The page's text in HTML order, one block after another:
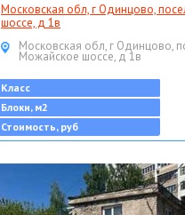
Московская обл, г Одинцово,
шоссе, д 1в
Московская обл, г Одинцово,
Можайское шоссе, д 1в
Класс
Блоки, м2
Стоимость, руб